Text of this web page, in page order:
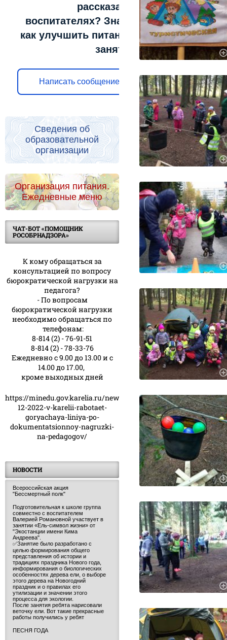
рассказать о
воспитателях? Знаете,
как улучшить питание и
занятия?
Написать сообщение
Сведения об
образовательной
организации
Организация питания.
Ежедневные меню
ЧАТ-БОТ «ПОМОЩНИК
РОСОБРНАДЗОРА»
К кому обращаться за
консультацией по вопросу
бюрократической нагрузки на
педагога?
- По вопросам
бюрократической нагрузки
необходимо обращаться по
телефонам:
8-814 (2) - 76-91-51
8-814 (2) - 78-33-76
Ежедневно с 9.00 до 13.00 и с
14.00 до 17.00,
кроме выходных дней
https://minedu.gov.karelia.ru/news/23-
12-2022-v-karelii-rabotaet-
goryachaya-liniya-po-
dokumentatsionnoy-nagruzki-
na-pedagogov/
НОВОСТИ
Всероссийская акция
"Бессмертный полк"
Подготовительная к школе группа
совместно с воспитателем
Валерией Романовной участвует в
занятии «Ель-символ жизни» от
"Экостанции имени Кима
Андреева".
✅Занятие было разработано с
целью формирования общего
представления об истории и
традициях праздника Нового года,
информирования о биологических
особенностях дерева ели, о выборе
этого дерева на Новогодний
праздник и о правилах его
утилизации и значении этого
процесса для экологии.
После занятия ребята нарисовали
веточку ели. Вот такие прекрасные
работы получились у ребят
ПЕСНЯ ГОДА